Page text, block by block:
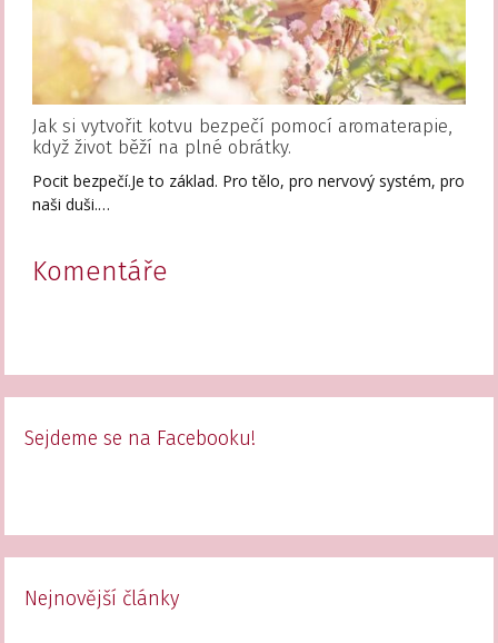
Jak si vytvořit kotvu bezpečí pomocí aromaterapie,
když život běží na plné obrátky.
Pocit bezpečí.Je to základ. Pro tělo, pro nervový systém, pro
naši duši.…
Komentáře
Sejdeme se na Facebooku!
Nejnovější články